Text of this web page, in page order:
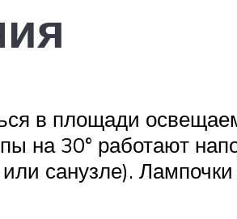
в площади
на 30° работают
санузле).